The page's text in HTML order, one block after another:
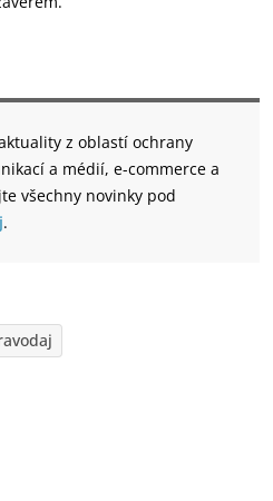
z oblastí ochrany
a médií, e-commerce a
všechny novinky pod
.